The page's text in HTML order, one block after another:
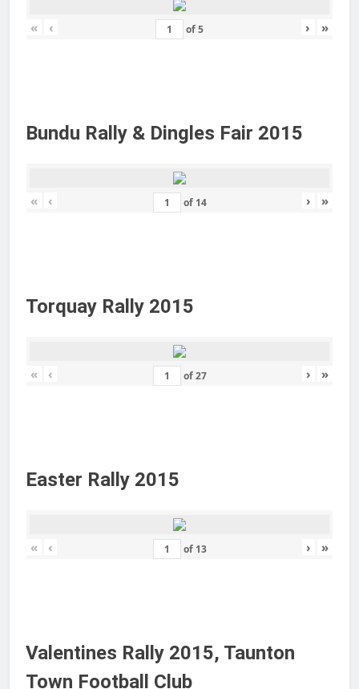
« ‹ of5 › »
Bundu Rally & Dingles Fair 2015
« ‹ of 14 › »
Torquay Rally 2015
« ‹ of27 › »
Easter Rally 2015
« ‹ of 13 › »
Valentines Rally 2015, Taunton
Town Football Club